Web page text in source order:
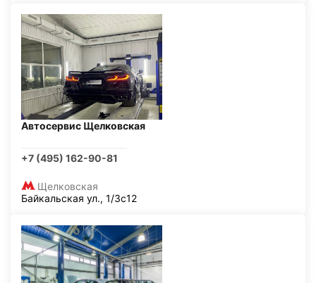
Автосервис Щелковская
+7 (495) 162-90-81
Щелковская
Байкальская ул., 1/3с12